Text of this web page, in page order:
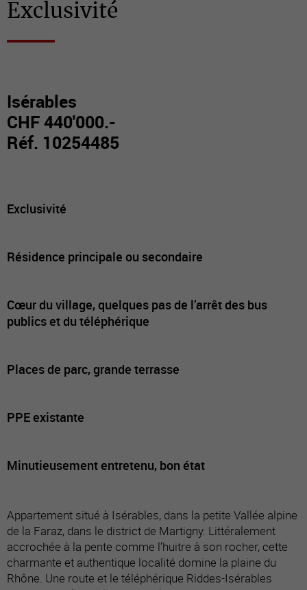
Exclusivité
Isérables
CHF 440'000.-
Réf. 10254485
Exclusivité
Résidence principale ou secondaire
Cœur du village, quelques pas de l’arrêt des bus
publics et du téléphérique
Places de parc, grande terrasse
PPE existante
Minutieusement entretenu, bon état
Appartement situé à Isérables, dans la petite Vallée alpine
de la Faraz, dans le district de Martigny. Littéralement
accrochée à la pente comme l’huitre à son rocher, cette
charmante et authentique localité domine la plaine du
Rhône. Une route et le téléphérique Riddes-Isérables